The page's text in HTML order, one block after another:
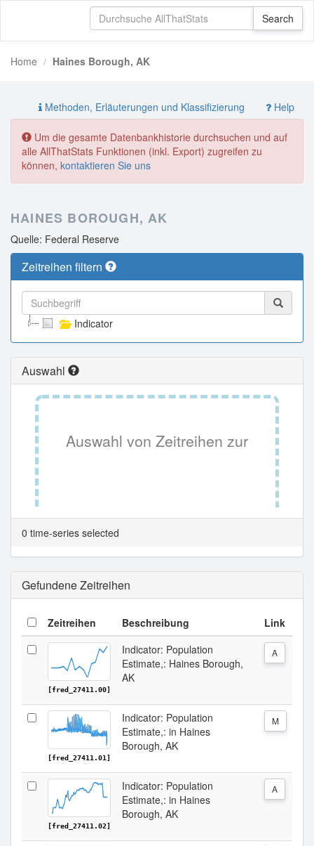
Home Haines Borough, AK
Methoden, Erläuterungen und Klassifizierung Help
Um die gesamte Datenbankhistorie durchsuchen und auf
alle AllThatStats Funktionen (inkl. Export) zugreifen zu
können, kontaktieren Sie uns
HAINES BOROUGH, AK
Quelle: Federal Reserve
Zeitreihen filtern
Indicator
Auswahl
Auswahl von Zeitreihen zur
Tabellenansicht.
0 time-series selected
Gefundene Zeitreihen
Zeitreihen Beschreibung Link
[fred_27411.00]
Indicator: Population
Estimate,: Haines Borough,
AK
A
[fred_27411.01]
Indicator: Population
Estimate,: in Haines
Borough, AK
M
[fred_27411.02]
Indicator: Population
Estimate,: in Haines
Borough, AK
A